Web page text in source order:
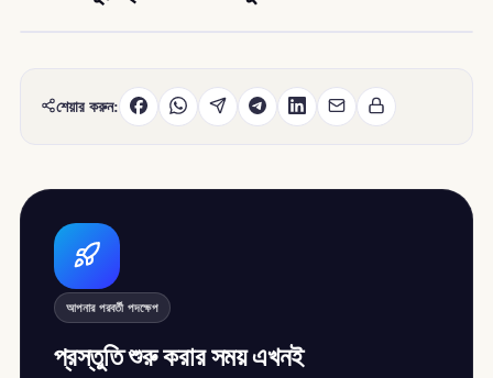
শেয়ার করুন:
আপনার পরবর্তী পদক্ষেপ
প্রস্তুতি শুরু করার সময় এখনই